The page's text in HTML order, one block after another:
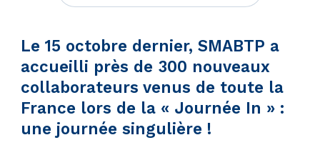
Le 15 octobre dernier, SMABTP a
accueilli près de 300 nouveaux
collaborateurs venus de toute la
France lors de la « Journée In » :
une journée singulière !